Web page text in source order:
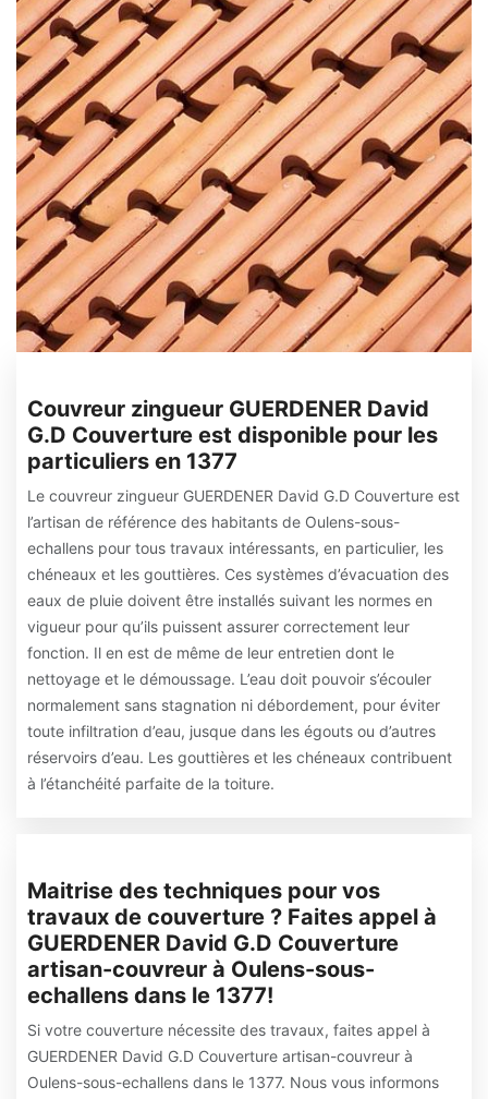
Couvreur zingueur GUERDENER David
G.D Couverture est disponible pour les
particuliers en 1377
Le couvreur zingueur GUERDENER David G.D Couverture est
l’artisan de référence des habitants de Oulens-sous-
echallens pour tous travaux intéressants, en particulier, les
chéneaux et les gouttières. Ces systèmes d’évacuation des
eaux de pluie doivent être installés suivant les normes en
vigueur pour qu’ils puissent assurer correctement leur
fonction. Il en est de même de leur entretien dont le
nettoyage et le démoussage. L’eau doit pouvoir s’écouler
normalement sans stagnation ni débordement, pour éviter
toute infiltration d’eau, jusque dans les égouts ou d’autres
réservoirs d’eau. Les gouttières et les chéneaux contribuent
à l’étanchéité parfaite de la toiture.
Maitrise des techniques pour vos
travaux de couverture ? Faites appel à
GUERDENER David G.D Couverture
artisan-couvreur à Oulens-sous-
echallens dans le 1377!
Si votre couverture nécessite des travaux, faites appel à
GUERDENER David G.D Couverture artisan-couvreur à
Oulens-sous-echallens dans le 1377. Nous vous informons